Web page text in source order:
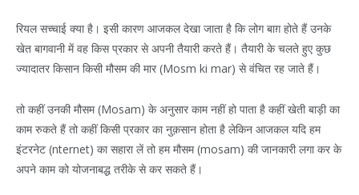
रियल सच्चाई क्या है। इसी कारण आजकल देखा जाता है कि लोग बाग़ होते हैं उनके
खेत बागवानी में वह किस प्रकार से अपनी तैयारी करते हैं। तैयारी के चलते हुए कुछ
ज्यादातर किसान किसी मौसम की मार (Mosm ki mar) से वंचित रह जाते हैं।
तो कहीं उनकी मौसम (Mosam) के अनुसार काम नहीं हो पाता है कहीं खेती बाड़ी का
काम रुकते हैं तो कहीं किसी प्रकार का नुक़सान होता है लेकिन आजकल यदि हम
इंटरनेट (nternet) का सहारा लें तो हम मौसम (mosam) की जानकारी लगा कर के
अपने काम को योजनाबद्ध तरीके से कर सकते हैं।